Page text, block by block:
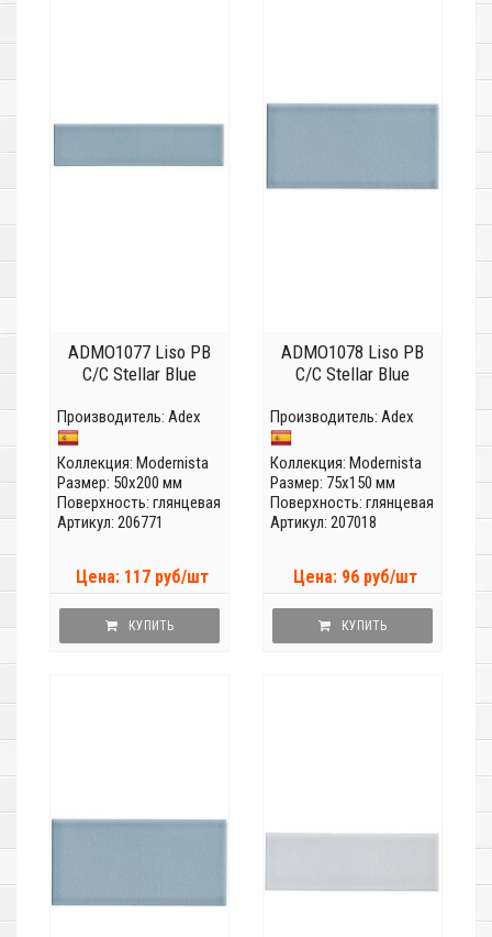
ADMO1077 Liso PB
C/C Stellar Blue
Производитель: Adex
Коллекция: Modernista
Размер: 50x200 мм
Поверхность: глянцевая
Артикул: 206771
Цена: 117 руб/шт
КУПИТЬ
ADMO1078 Liso PB
C/C Stellar Blue
Производитель: Adex
Коллекция: Modernista
Размер: 75x150 мм
Поверхность: глянцевая
Артикул: 207018
Цена: 96 руб/шт
КУПИТЬ